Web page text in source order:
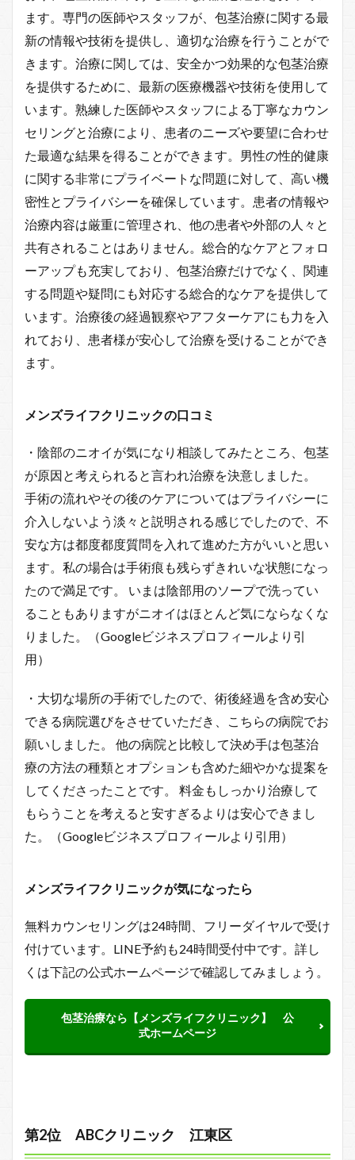
ます。専門の医師やスタッフが、包茎治療に関する最
新の情報や技術を提供し、適切な治療を行うことがで
きます。治療に関しては、安全かつ効果的な包茎治療
を提供するために、最新の医療機器や技術を使用して
います。熟練した医師やスタッフによる丁寧なカウン
セリングと治療により、患者のニーズや要望に合わせ
た最適な結果を得ることができます。男性の性的健康
に関する非常にプライベートな問題に対して、高い機
密性とプライバシーを確保しています。患者の情報や
治療内容は厳重に管理され、他の患者や外部の人々と
共有されることはありません。総合的なケアとフォロ
ーアップも充実しており、包茎治療だけでなく、関連
する問題や疑問にも対応する総合的なケアを提供して
います。治療後の経過観察やアフターケアにも力を入
れており、患者様が安心して治療を受けることができ
ます。
メンズライフクリニックの口コミ
・陰部のニオイが気になり相談してみたところ、包茎
が原因と考えられると言われ治療を決意しました。
手術の流れやその後のケアについてはプライバシーに
介入しないよう淡々と説明される感じでしたので、不
安な方は都度都度質問を入れて進めた方がいいと思い
ます。私の場合は手術痕も残らずきれいな状態になっ
たので満足です。 いまは陰部用のソープで洗ってい
ることもありますがニオイはほとんど気にならなくな
りました。（Googleビジネスプロフィールより引
用）
・大切な場所の手術でしたので、術後経過を含め安心
できる病院選びをさせていただき、こちらの病院でお
願いしました。 他の病院と比較して決め手は包茎治
療の方法の種類とオプションも含めた細やかな提案を
してくださったことです。 料金もしっかり治療して
もらうことを考えると安すぎるよりは安心できまし
た。（Googleビジネスプロフィールより引用）
メンズライフクリニックが気になったら
無料カウンセリングは24時間、フリーダイヤルで受け
付けています。LINE予約も24時間受付中です。詳し
くは下記の公式ホームページで確認してみましょう。
包茎治療なら【メンズライフクリニック】 公
式ホームページ
第2位 ABCクリニック 江東区